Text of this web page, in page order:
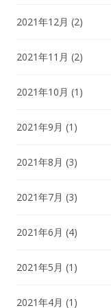
2021年12月 (2)
2021年11月 (2)
2021年10月 (1)
2021年9月 (1)
2021年8月 (3)
2021年7月 (3)
2021年6月 (4)
2021年5月 (1)
2021年4月 (1)